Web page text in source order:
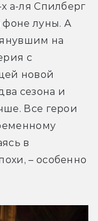
а-ля Спилберг
фоне луны. А
на
с
новой
сезона и
Все герои
в
– особенно